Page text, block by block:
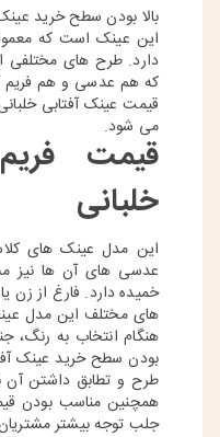
بالا بودن سطح خرید
این عینک است که
دارد. طرح‌ های مختلفی
که هم عدسی و هم فریم‌
قیمت عینک آفتابی
می شود.
قیمت
خلبانی
این مدل عینک ‌های
عدسی‌ های آن ها نیز
خمیده دارد. فارغ از زن
های مختلف این مدل
هنگام انتخاب به رنگ،
بودن سطح خرید عینک
طرح و تطابق داشتن آن
همچنین مناسب بودن
جلب توجه بیشتر